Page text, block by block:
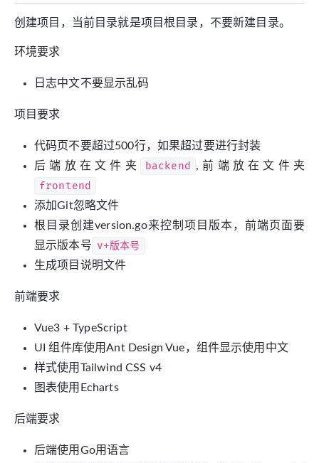
创建项目，当前目录就是项目根目录，不要新建目录。
环境要求
日志中文不要显示乱码
项目要求
代码页不要超过500行，如果超过要进行封装
后端放在文件夹
backend ,前端放在文件夹
frontend
添加Git忽略文件
根目录创建version.go来控制项目版本，前端页面要
显示版本号 v+版本号
生成项目说明文件
前端要求
Vue3 + TypeScript
UI 组件库使用Ant Design Vue，组件显示使用中文
样式使用Tailwind CSS v4
图表使用Echarts
后端要求
后端使用Go用语言